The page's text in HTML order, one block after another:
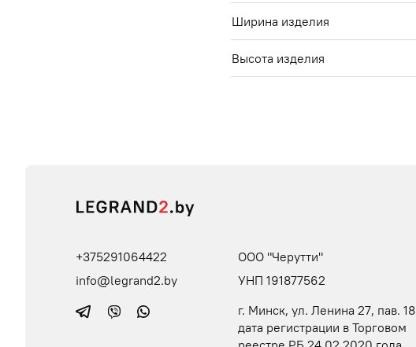
Ширина изделия
Высота изделия
+375291064422
info@legrand2.by
ООО "Черутти"
УНП 191877562
г. Минск, ул. Ленина 27, пав. 18
дата регистрации в Торговом